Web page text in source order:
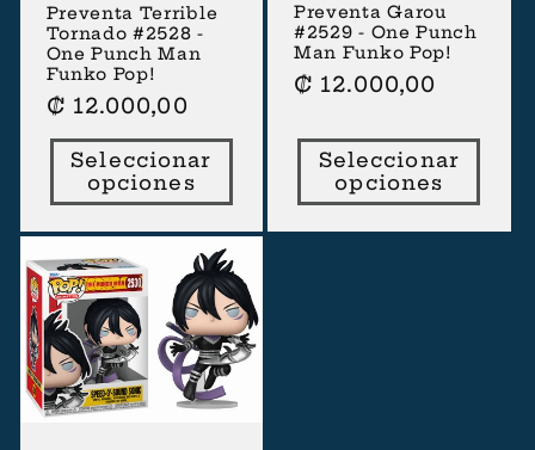
Preventa Terrible
Tornado #2528 -
One Punch Man
Funko Pop!
Precio
habitual
₡ 12.000,00
Seleccionar
opciones
Preventa Garou
#2529 - One Punch
Man Funko Pop!
Precio
₡ 12.000,00
Seleccionar
opciones